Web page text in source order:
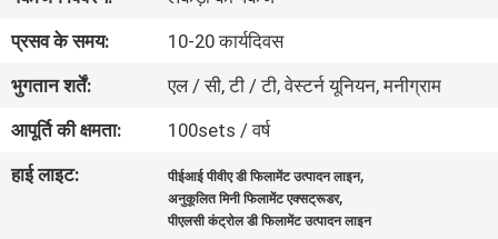
नियंत्रण
संपर्क
करें
प्रसव के समय:
10-20 कार्यदिवस
भुगतान शर्तें:
एल / सी, टी / टी, वेस्टर्न यूनियन, मनीग्राम
आपूर्ति की क्षमता:
100sets / वर्ष
हाई लाइट:
पीईआई पीवीए डी फिलामेंट उत्पादन लाइन,
अनुकूलित मिनी फिलामेंट एक्सट्रूडर,
पीएलसी कंट्रोल डी फिलामेंट उत्पादन लाइन